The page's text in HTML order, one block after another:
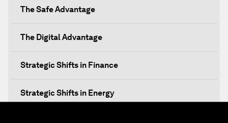
The Safe Advantage
The Digital Advantage
Strategic Shifts in Finance
Strategic Shifts in Energy